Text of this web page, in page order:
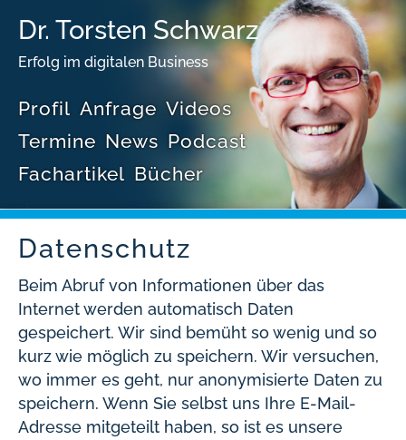
Dr. Torsten Schwarz
Erfolg im digitalen Business
Profil Anfrage Videos
Termine News Podcast
Fachartikel Bücher
Datenschutz
Beim Abruf von Informationen über das
Internet werden automatisch Daten
gespeichert. Wir sind bemüht so wenig und so
kurz wie möglich zu speichern. Wir versuchen,
wo immer es geht, nur anonymisierte Daten zu
speichern. Wenn Sie selbst uns Ihre E-Mail-
Adresse mitgeteilt haben, so ist es unsere